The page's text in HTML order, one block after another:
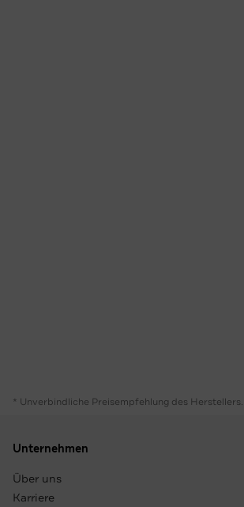
* Unverbindliche Preisempfehlung des
Unternehmen
Über uns
Karriere